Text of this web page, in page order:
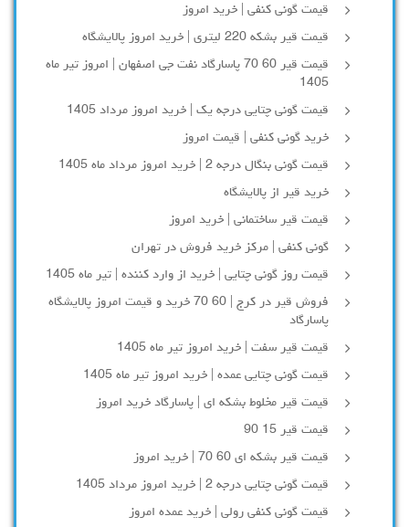
قیمت گونی کنفی | خرید امروز
قیمت قیر بشکه 220 لیتری | خرید امروز پالایشگاه
قیمت قیر 60 70 پاسارگاد نفت جی اصفهان | امروز تیر ماه
1405
قیمت گونی چتایی درجه یک | خرید امروز مرداد 1405
خرید گونی کنفی | قیمت امروز
قیمت گونی بنگال درجه 2 | خرید امروز مرداد ماه 1405
خرید قیر از پالایشگاه
قیمت قیر ساختمانی | خرید امروز
گونی کنفی | مرکز خرید فروش در تهران
قیمت روز گونی چتایی | خرید از وارد کننده | تیر ماه 1405
فروش قیر در کرج | 60 70 خرید و قیمت امروز پالایشگاه
پاسارگاد
قیمت قیر سفت | خرید امروز تیر ماه 1405
قیمت گونی چتایی عمده | خرید امروز تیر ماه 1405
قیمت قیر مخلوط بشکه ای | پاسارگاد خرید امروز
قیمت قیر 15 90
قیمت قیر بشکه ای 60 70 | خرید امروز
قیمت گونی چتایی درجه 2 | خرید امروز مرداد 1405
قیمت گونی کنفی رولی | خرید عمده امروز